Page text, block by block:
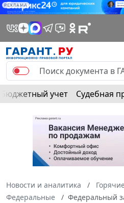
РЕКЛАМА
Бюджетный учет Судебная
Новости и аналитика
Федеральные
Федеральный